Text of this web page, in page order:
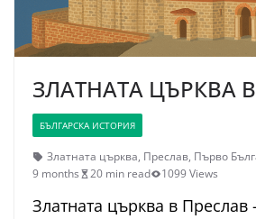
ЗЛАТНАТА ЦЪРКВА
БЪЛГАРСКА ИСТОРИЯ
Златната църква, Преслав, Първо
9 months
20 min read 1099 Views
Златната църква в Преслав